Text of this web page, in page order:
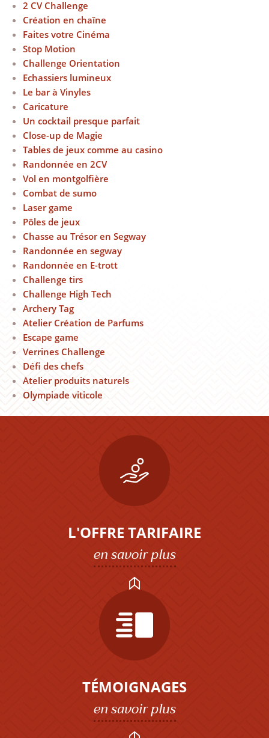
2 CV Challenge
Création en chaîne
Faites votre Cinéma
Stop Motion
Challenge Orientation
Echassiers lumineux
Le bar à Vinyles
Caricature
Un cocktail presque parfait
Close-up de Magie
Tables de jeux comme au casino
Randonnée en 2CV
Vol en montgolfière
Combat de sumo
Laser game
Pôles de jeux
Chasse au Trésor en Segway
Randonnée en segway
Randonnée en E-trott
Challenge tirs
Challenge High Tech
Archery Tag
Atelier Création de Parfums
Escape game
Verrines Challenge
Défi des chefs
Atelier produits naturels
Olympiade viticole
L'OFFRE TARIFAIRE
en savoir plus
TÉMOIGNAGES
en savoir plus